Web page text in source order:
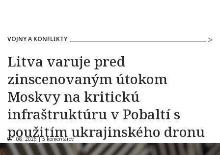
VOJNY A KONFLIKTY
Litva varuje pred
zinscenovaným útokom
Moskvy na kritickú
infraštruktúru v Pobaltí s
použitím ukrajinského dronu
07. 08. 2026 |5 komentárov